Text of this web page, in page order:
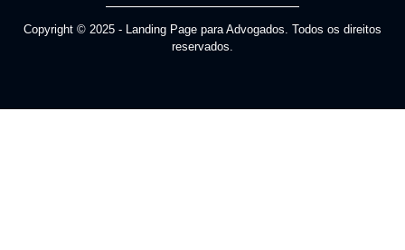
Copyright © 2025 - Landing Page para Advogados. Todos os direitos
reservados.